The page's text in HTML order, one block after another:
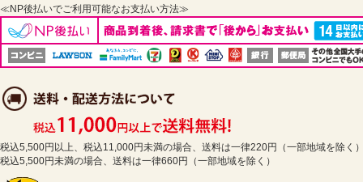
≪NP後払いでご利用可能なお支払い方法≫
税込5,500円以上、税込11,000円未満の場合、送料は一律220円（一部地域を除く
税込5,500円未満の場合、送料は一律660円（一部地域を除く）